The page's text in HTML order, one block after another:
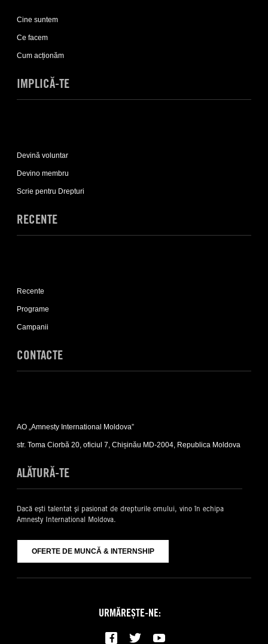
Despre
noi
sub-
list
Cine suntem
Ce facem
Cum acționăm
IMPLICĂ-TE
Implică-
te
sub-
list
Devină voluntar
Devino membru
Scrie pentru Drepturi
RECENTE
Recente
sub-
list
Recente
Programe
Campanii
CONTACTE
Contacte
sub-
list
AO „Amnesty International Moldova”
str. Toma Ciorbă 20, oficiul 7, Chișinău MD-2004, Republica Moldova
ALĂTURĂ-TE
Dacă ești talentat și pasionat de drepturile omului, vino în echipa
Amnesty International Moldova.
OFERTE DE MUNCĂ & INTERNSHIP
URMĂREȘTE-NE: